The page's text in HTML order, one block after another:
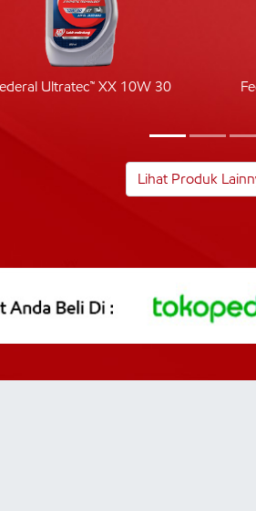
Ultratec™ XX 10W 30
Lihat Produk